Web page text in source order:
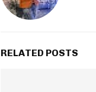
RELATED POSTS